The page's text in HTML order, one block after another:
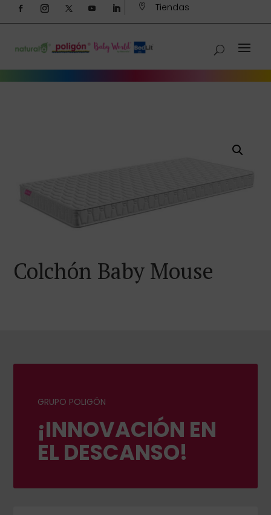
 Tiendas
Colchón Baby Mouse
GRUPO POLIGÓN
¡INNOVACIÓN EN
EL DESCANSO!